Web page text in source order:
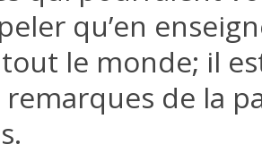
qu’en
le monde; il
de la